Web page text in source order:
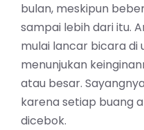
bulan, meskipun
sampai lebih dari itu.
mulai lancar bicara di
menunjukan
atau besar.
karena setiap buang
dicebok.